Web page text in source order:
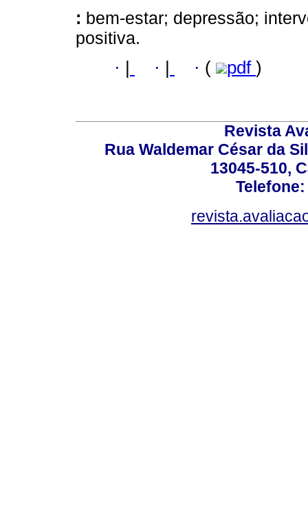
: bem-estar; depressão;
positiva.
· | · | · ( pdf )
Revista
Rua Waldemar César da
13045-510,
Telefone: